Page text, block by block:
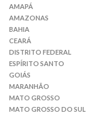
AMAPÁ
AMAZONAS
BAHIA
CEARÁ
DISTRITO FEDERAL
ESPÍRITO SANTO
GOIÁS
MARANHÃO
MATO GROSSO
MATO GROSSO DO SUL